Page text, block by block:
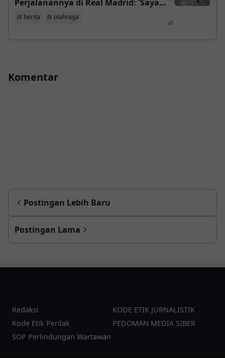
Perjalanannya di Real Madrid: 'Saya
Mengucapkan Terima Kasih pada
berita olahraga
Komentar
Postingan Lebih Baru
Postingan Lama
Redaksi
KODE ETIK JURNALISTIK
Kode Etik Perilak
PEDOMAN MEDIA SIBER
SOP Perlindungan Wartawan